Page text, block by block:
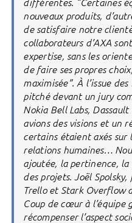
nouveaux produits,
de satisfaire notre
collaborateurs d’AXA
expertise, sans les
de faire ses propres
maximisée”. À l’issue
pitché devant un jury
Nokia Bell Labs,
avions des visions et un
certains étaient axés sur
relations humaines…
ajoutée, la pertinence,
des projets. Joël
Trello et Stark Overflow
Coup de cœur à l’équipe
récompenser l’aspect